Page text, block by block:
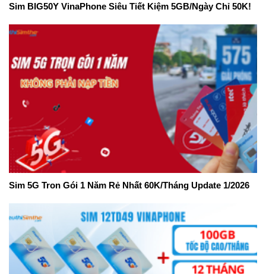
Sim BIG50Y VinaPhone Siêu Tiết Kiệm 5GB/Ngày Chỉ 50K!
Sim 5G Tron Gói 1 Năm Rẻ Nhất 60K/Tháng Update 1/2026